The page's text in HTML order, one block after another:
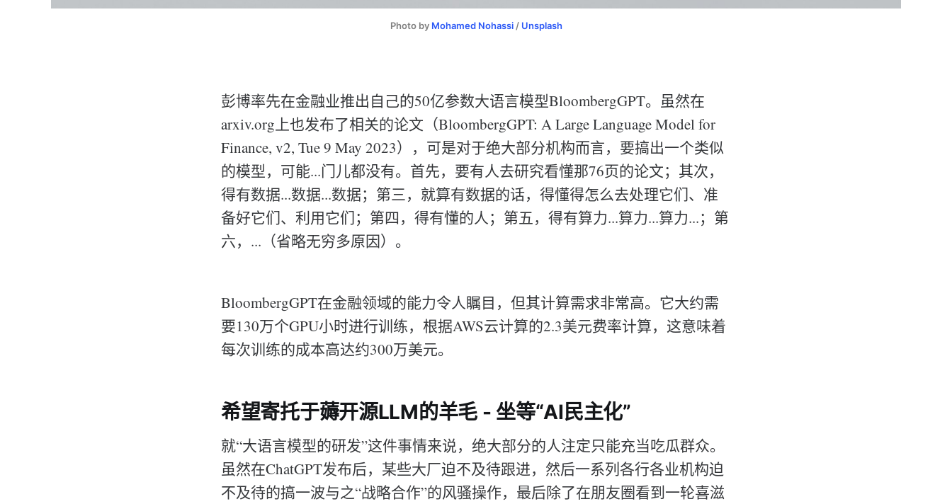
Photo by Mohamed Nohassi/ Unsplash
彭博率先在金融业推出自己的50亿参数大语言模型BloombergGPT。虽然在
arxiv.org上也发布了相关的论文（BloombergGPT: A Large Language Model for
Finance, v2, Tue 9 May 2023），可是对于绝大部分机构而言，要搞出一个类似
的模型，可能...门儿都没有。首先，要有人去研究看懂那76页的论文；其次，
得有数据...数据...数据；第三，就算有数据的话，得懂得怎么去处理它们、准
备好它们、利用它们；第四，得有懂的人；第五，得有算力...算力...算力...；第
六，...（省略无穷多原因）。
BloombergGPT在金融领域的能力令人瞩目，但其计算需求非常高。它大约需
要130万个GPU小时进行训练，根据AWS云计算的2.3美元费率计算，这意味着
每次训练的成本高达约300万美元。
希望寄托于薅开源LLM的羊毛 - 坐等“AI民主化”
就“大语言模型的研发”这件事情来说，绝大部分的人注定只能充当吃瓜群众。
虽然在ChatGPT发布后，某些大厂迫不及待跟进，然后一系列各行各业机构迫
不及待的搞一波与之“战略合作”的风骚操作，最后除了在朋友圈看到一轮喜滋